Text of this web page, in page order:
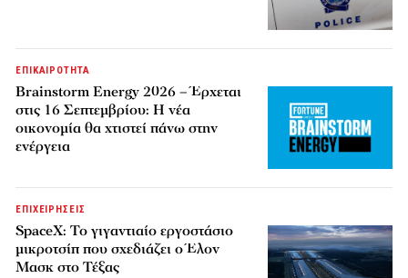
ΕΠΙΚΑΙΡΟΤΗΤΑ
Brainstorm Energy 2026 – Έρχεται
στις 16 Σεπτεμβρίου: Η νέα
οικονομία θα χτιστεί πάνω στην
ενέργεια
ΕΠΙΧΕΙΡΗΣΕΙΣ
SpaceX: Το γιγαντιαίο εργοστάσιο
μικροτσίπ που σχεδιάζει ο Έλον
Μασκ στο Τέξας